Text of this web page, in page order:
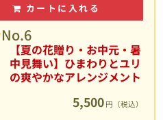
カートに入れる
No.6
【夏の花贈り・お中元・暑
中見舞い】ひまわりとユリ
の爽やかなアレンジメント
5,500 円（税込）